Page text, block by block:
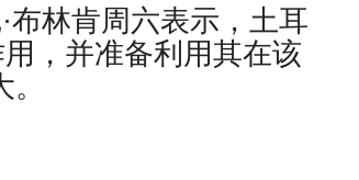
布林肯周六表示，土耳
，并准备利用其在该